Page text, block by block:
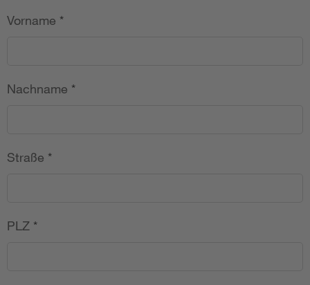
Vorname *
Nachname *
Straße *
PLZ *